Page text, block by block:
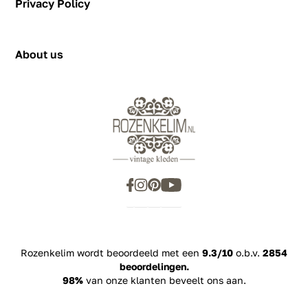
2031 BJ Haarlem
Privacy Policy
About us
Rozenkelim wordt beoordeeld met een 9.3/10 o.b.v. 2854
beoordelingen.
98%van onze klanten beveelt ons aan.